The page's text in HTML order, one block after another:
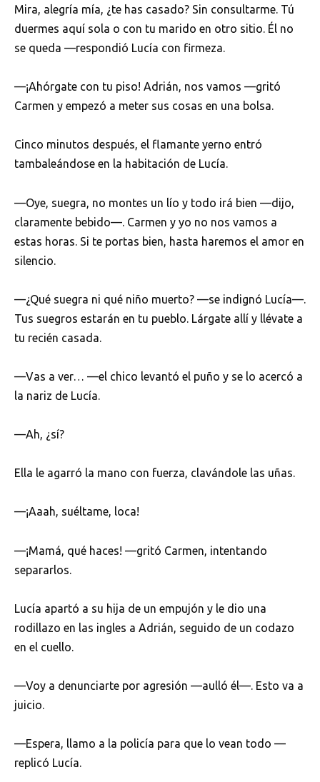
Mira, alegría mía, ¿te has casado? Sin consultarme. Tú
duermes aquí sola o con tu marido en otro sitio. Él no
se queda —respondió Lucía con firmeza.
—¡Ahórgate con tu piso! Adrián, nos vamos —gritó
Carmen y empezó a meter sus cosas en una bolsa.
Cinco minutos después, el flamante yerno entró
tambaleándose en la habitación de Lucía.
—Oye, suegra, no montes un lío y todo irá bien —dijo,
claramente bebido—. Carmen y yo no nos vamos a
estas horas. Si te portas bien, hasta haremos el amor en
silencio.
—¿Qué suegra ni qué niño muerto? —se indignó Lucía—.
Tus suegros estarán en tu pueblo. Lárgate allí y llévate a
tu recién casada.
—Vas a ver… —el chico levantó el puño y se lo acercó a
la nariz de Lucía.
—Ah, ¿sí?
Ella le agarró la mano con fuerza, clavándole las uñas.
—¡Aaah, suéltame, loca!
—¡Mamá, qué haces! —gritó Carmen, intentando
separarlos.
Lucía apartó a su hija de un empujón y le dio una
rodillazo en las ingles a Adrián, seguido de un codazo
en el cuello.
—Voy a denunciarte por agresión —aulló él—. Esto va a
juicio.
—Espera, llamo a la policía para que lo vean todo —
replicó Lucía.